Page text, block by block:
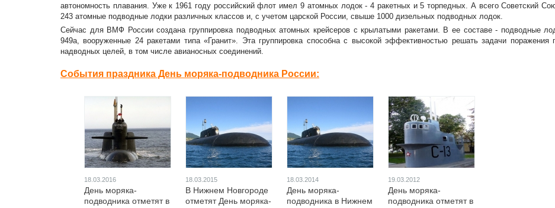
автономность плавания. Уже к 1961 году российский флот имел 9 атомных лодок - 4 ракетных и 5 торпедных. А всего Советский
243 атомные подводные лодки различных классов и, с учетом царской России, свыше 1000 дизельных подводных лодок.
Сейчас для ВМФ России создана группировка подводных атомных крейсеров с крылатыми ракетами. В ее составе - подводные
949а, вооруженные 24 ракетами типа «Гранит». Эта группировка способна с высокой эффективностью решать задачи поражения
надводных целей, в том числе авианосных соединений.
События праздника День моряка-подводника России:
18.03.2016
День моряка-
подводника отметят в
18.03.2015
В Нижнем Новгороде
отметят День моряка-
18.03.2014
День моряка-
подводника в Нижнем
19.03.2012
День моряка-
подводника отметят в